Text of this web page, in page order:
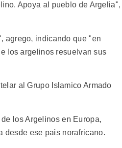
Apoya al pueblo de Argelia",
agrego, indicando que "en
los argelinos resuelvan sus
al Grupo Islamico Armado
los Argelinos en Europa,
desde ese pais norafricano.